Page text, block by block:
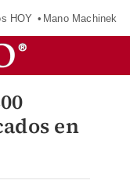
HOY Mano Machinek
en